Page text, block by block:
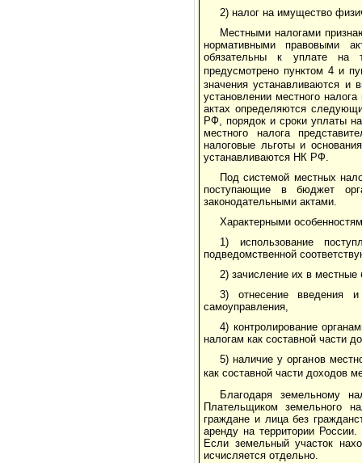
2) налог на имущество
Местными налогами
нормативными правовыми
обязательны к уплате на
предусмотрено пунктом 4 и
значения устанавливаются и
установлении местного
актах определяются
РФ, порядок и сроки уплаты
местного налога
налоговые льготы и
устанавливаются НК РФ.
Под системой местных
поступающие в бюджет
законодательными актами.
Характерными
1) использование
подведомственной
2) зачисление их в
3) отнесение введения и
самоуправления,
4) контролирование
налогам как составной части
5) наличие у органов
как составной части доходов
Благодаря земельному
Плательщиком земельного
граждане и лица без
аренду на территории
Если земельный участок
исчисляется отдельно.